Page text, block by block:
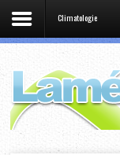
Climatologie